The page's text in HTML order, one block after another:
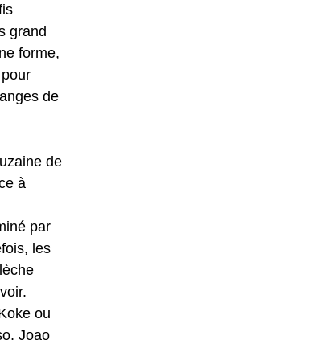
grand
forme,
de
de
à
par
les
ou
Joao